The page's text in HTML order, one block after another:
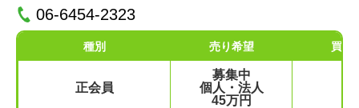
06-6454-2323
種別 売り希望 買い
正会員
募集中
個人・法人
45万円